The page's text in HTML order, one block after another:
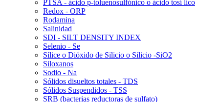
PTSA - ácido p-toluenosulfónico o ácido tosí lico
Redox - ORP
Rodamina
Salinidad
SDI - SILT DENSITY INDEX
Selenio - Se
Sílice o Dióxido de Silicio o Silicio -SiO2
Siloxanos
Sodio - Na
Sólidos disueltos totales - TDS
Sólidos Suspendidos - TSS
SRB (bacterias reductoras de sulfato)